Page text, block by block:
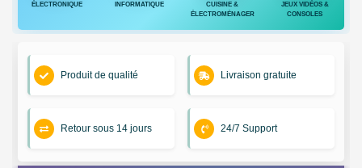
ÉLECTRONIQUE INFORMATIQUE
CUISINE &
ÉLECTROMÉNAGER
JEUX VIDÉOS &
CONSOLES
Produit de qualité Livraison gratuite
Retour sous 14 jours 24/7 Support